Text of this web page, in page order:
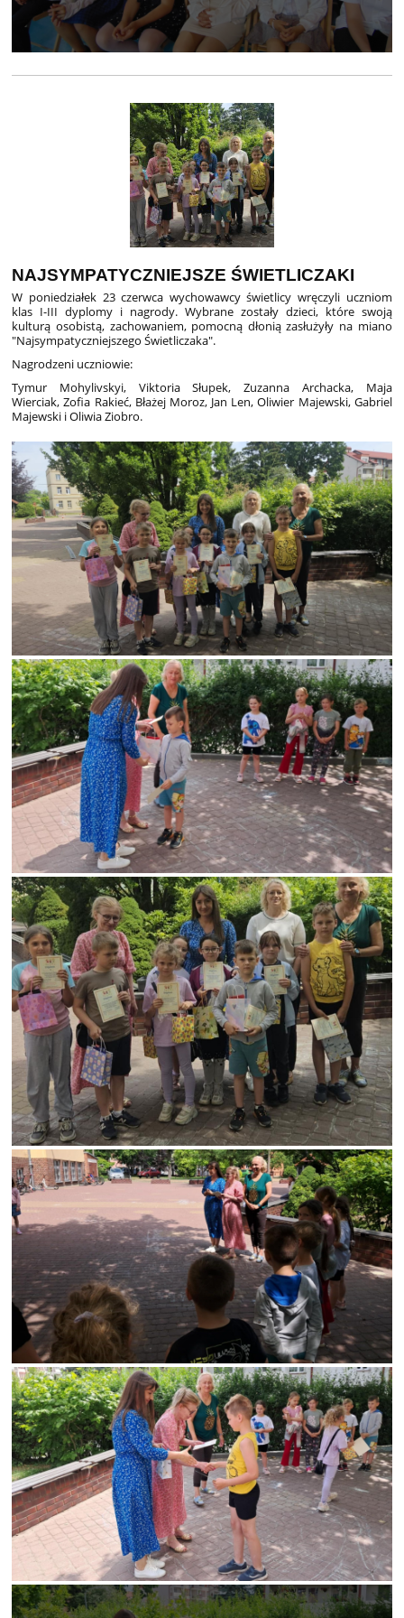
NAJSYMPATYCZNIEJSZE ŚWIETLICZAKI
W poniedziałek 23 czerwca wychowawcy świetlicy wręczyli uczniom
klas I-III dyplomy i nagrody. Wybrane zostały dzieci, które swoją
kulturą osobistą, zachowaniem, pomocną dłonią zasłużyły na miano
"Najsympatyczniejszego Świetliczaka".
Nagrodzeni uczniowie:
Tymur Mohylivskyi, Viktoria Słupek, Zuzanna Archacka, Maja
Wierciak, Zofia Rakieć, Błażej Moroz, Jan Len, Oliwier Majewski, Gabriel
Majewski i Oliwia Ziobro.